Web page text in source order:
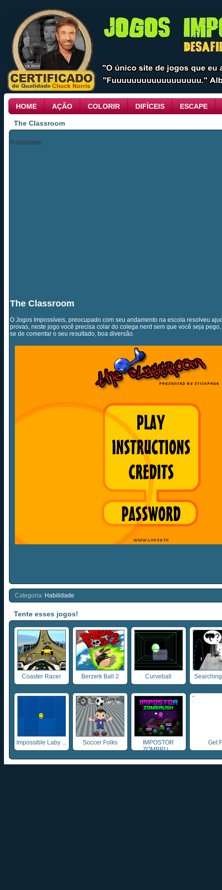
HOME AÇÃO COLORIR DIFÍCEIS ESCAPE
The Classroom
Publicidade
The Classroom
O Jogos Impossíveis, preocupado com seu andamento na escola resolveu
provas, neste jogo você precisa colar do colega nerd sem que você seja
se de comentar o seu resultado, boa diversão.
Categoria: Habilidade
Tente esses jogos!
Coaster Racer Berzerk Ball 2 Curveball
Impossible Laby ... Soccer Folks
IMPOSTOR
ZOMBRU ...
Get